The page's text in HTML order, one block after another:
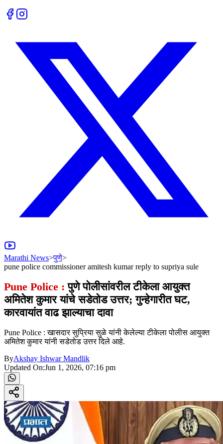
Marathi News>पुणे>
pune police commissioner amitesh kumar reply to supriya sule
Pune Police : पुणे पोलीसांवरील टीकेला आयुक्त
अमितेश कुमार यांचे सडेतोड उत्तर; गुन्हेगारीत घट,
कारवायांत वाढ झाल्याचा दावा
Pune Police : खासदार सुप्रिया सुळे यांनी केलेल्या टीकेला पोलीस आयुक्त
अमितेश कुमार यांनी सडेतोड उत्तर दिले आहे.
ByAkshay Ishwar Mandlik
Updated On:Jun 1, 2026, 07:16 pm